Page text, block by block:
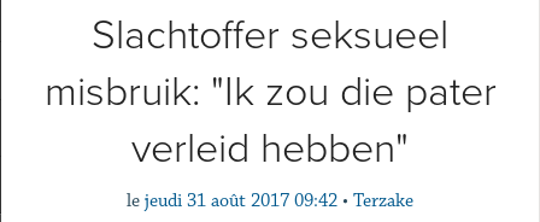
Slachtoffer seksueel
misbruik: "Ik zou die pater
verleid hebben"
le jeudi 31 août 2017 09:42 • Terzake